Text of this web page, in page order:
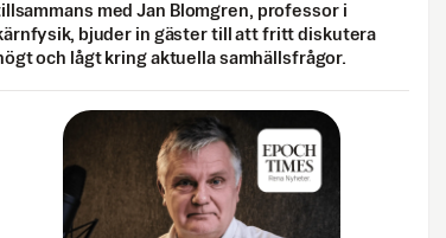
med Jan Blomgren, professor i
bjuder in gäster till att fritt diskutera
och lågt kring aktuella samhällsfrågor.